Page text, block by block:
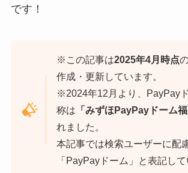
です！
※この記事は2025年4月時点
作成・更新しています。
※2024年12月より、PayPay
称は 「みずほPayPayドーム福
れました。
本記事では検索ユーザーに配
「PayPayドーム」と表記して